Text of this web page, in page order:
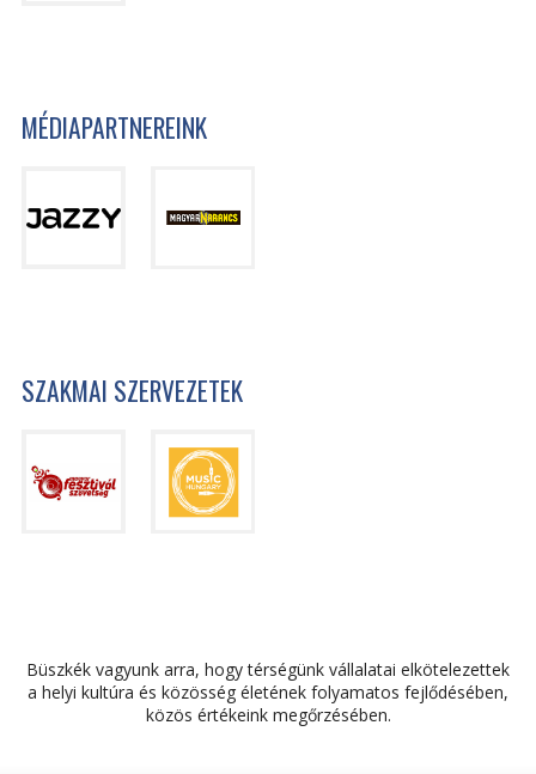
MÉDIAPARTNEREINK
SZAKMAI SZERVEZETEK
Büszkék vagyunk arra, hogy térségünk vállalatai elkötelezettek
a helyi kultúra és közösség életének folyamatos fejlődésében,
közös értékeink megőrzésében.